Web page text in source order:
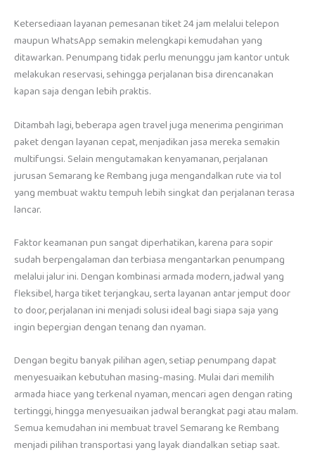
Ketersediaan layanan pemesanan tiket 24 jam melalui telepon
maupun WhatsApp semakin melengkapi kemudahan yang
ditawarkan. Penumpang tidak perlu menunggu jam kantor untuk
melakukan reservasi, sehingga perjalanan bisa direncanakan
kapan saja dengan lebih praktis.
Ditambah lagi, beberapa agen travel juga menerima pengiriman
paket dengan layanan cepat, menjadikan jasa mereka semakin
multifungsi. Selain mengutamakan kenyamanan, perjalanan
jurusan Semarang ke Rembang juga mengandalkan rute via tol
yang membuat waktu tempuh lebih singkat dan perjalanan terasa
lancar.
Faktor keamanan pun sangat diperhatikan, karena para sopir
sudah berpengalaman dan terbiasa mengantarkan penumpang
melalui jalur ini. Dengan kombinasi armada modern, jadwal yang
fleksibel, harga tiket terjangkau, serta layanan antar jemput door
to door, perjalanan ini menjadi solusi ideal bagi siapa saja yang
ingin bepergian dengan tenang dan nyaman.
Dengan begitu banyak pilihan agen, setiap penumpang dapat
menyesuaikan kebutuhan masing-masing. Mulai dari memilih
armada hiace yang terkenal nyaman, mencari agen dengan rating
tertinggi, hingga menyesuaikan jadwal berangkat pagi atau malam.
Semua kemudahan ini membuat travel Semarang ke Rembang
menjadi pilihan transportasi yang layak diandalkan setiap saat.